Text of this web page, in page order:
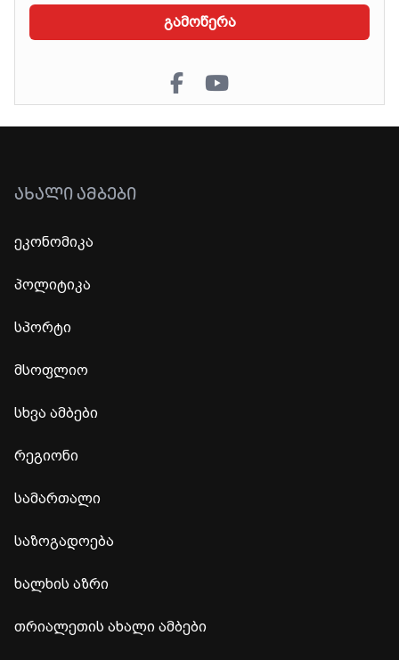
გამოწერა
ᲐᲮᲐᲚᲘ ᲐᲛᲑᲔᲑᲘ
ეკონომიკა
პოლიტიკა
სპორტი
მსოფლიო
სხვა ამბები
რეგიონი
სამართალი
საზოგადოება
ხალხის აზრი
თრიალეთის ახალი ამბები